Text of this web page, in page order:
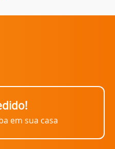
em sua casa